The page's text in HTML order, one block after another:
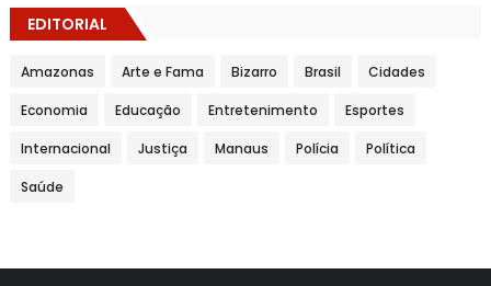
EDITORIAL
Amazonas Arte e Fama Bizarro Brasil Cidades
Economia Educação Entretenimento Esportes
Internacional Justiça Manaus Polícia Política
Saúde